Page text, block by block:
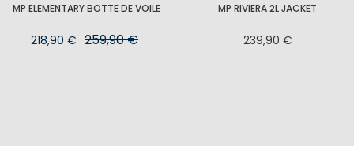
MP ELEMENTARY BOTTE DE VOILE
218,90 € 259,90 €
MP RIVIERA 2L JACKET
239,90 €